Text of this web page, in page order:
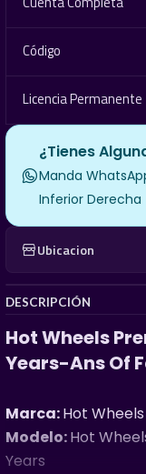
Código
Licencia Permanente
¿Tienes
Manda
Inferior Derecha
Ubicacion
DESCRIPCIÓN
Hot Wheels
Years-Ans Of
Marca:Hot Wheels
Modelo:Hot
Years